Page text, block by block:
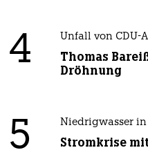
4 Unfall von CDU-
Thomas
Dröhnung
5 Niedrigwasser
Stromkrise